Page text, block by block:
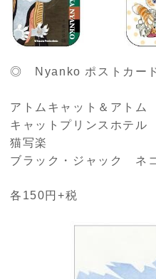
◎ Nyanko ポストカー
アトムキャット＆アトム
キャットプリンスホテル
猫写楽
ブラック・ジャック ネ
各150円+税